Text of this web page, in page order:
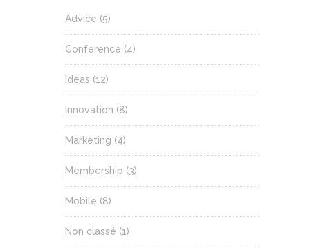
Advice (5)
Conference (4)
Ideas (12)
Innovation (8)
Marketing (4)
Membership (3)
Mobile (8)
Non classé (1)